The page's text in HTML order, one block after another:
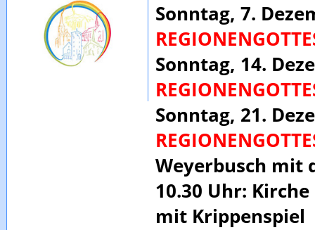
Sonntag, 7.
Sonntag, 14.
Sonntag, 21.
Weyerbusch mit
10.30 Uhr:
mit Krippenspiel